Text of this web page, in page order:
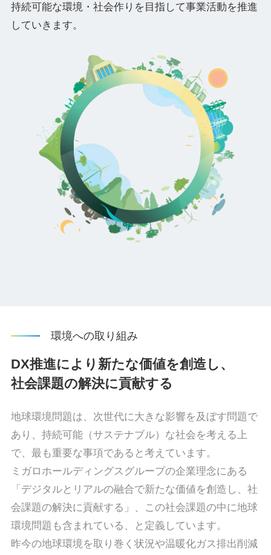
持続可能な環境・社会作りを目指して事業活動を推進
していきます。
環境への取り組み
DX推進により新たな価値を創造し、
社会課題の解決に貢献する
地球環境問題は、次世代に大きな影響を及ぼす問題で
あり、持続可能（サステナブル）な社会を考える上
で、最も重要な事項であると考えています。
ミガロホールディングスグループの企業理念にある
「デジタルとリアルの融合で新たな価値を創造し、社
会課題の解決に貢献する」、この社会課題の中に地球
環境問題も含まれている、と定義しています。
昨今の地球環境を取り巻く状況や温暖化ガス排出削減